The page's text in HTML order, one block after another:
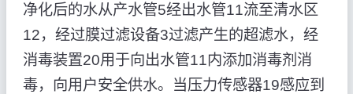
净化后的水从产水管5经出水管11流至清水区
12，经过膜过滤设备3过滤产生的超滤水，经
消毒装置20用于向出水管11内添加消毒剂消
毒，向用户安全供水。当压力传感器19感应到